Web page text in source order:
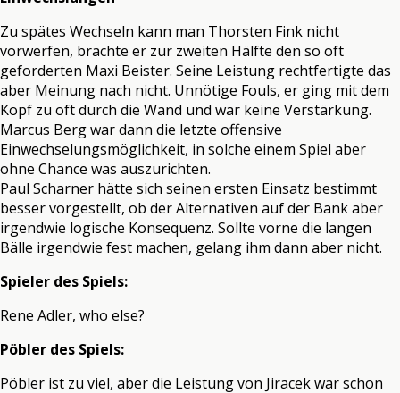
Zu spätes Wechseln kann man Thorsten Fink nicht
vorwerfen, brachte er zur zweiten Hälfte den so oft
geforderten Maxi Beister. Seine Leistung rechtfertigte das
aber Meinung nach nicht. Unnötige Fouls, er ging mit dem
Kopf zu oft durch die Wand und war keine Verstärkung.
Marcus Berg war dann die letzte offensive
Einwechselungsmöglichkeit, in solche einem Spiel aber
ohne Chance was auszurichten.
Paul Scharner hätte sich seinen ersten Einsatz bestimmt
besser vorgestellt, ob der Alternativen auf der Bank aber
irgendwie logische Konsequenz. Sollte vorne die langen
Bälle irgendwie fest machen, gelang ihm dann aber nicht.
Spieler des Spiels:
Rene Adler, who else?
Pöbler des Spiels:
Pöbler ist zu viel, aber die Leistung von Jiracek war schon